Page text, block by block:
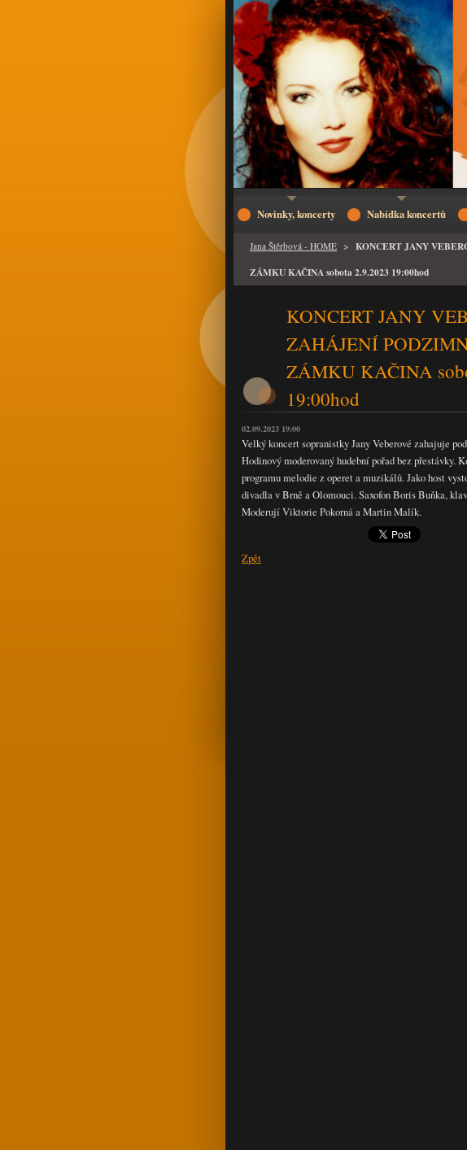
Jana Štěrbová - HOME > KONCERT JANY
ZÁMKU KAČINA sobota 2.9.2023 19:00hod
KONCERT JANY
ZAHÁJENÍ
ZÁMKU KAČINA
19:00hod
02.09.2023 19:00
Velký koncert sopranistky Jany Veberové zahajuje
Hodinový moderovaný hudební pořad bez přestávky.
programu melodie z operet a muzikálů. Jako host
divadla v Brně a Olomouci. Saxofon Boris Buňka,
Moderují Viktorie Pokorná a Martin Malík.
Zpět
Novinky, koncerty Nabídka koncertů